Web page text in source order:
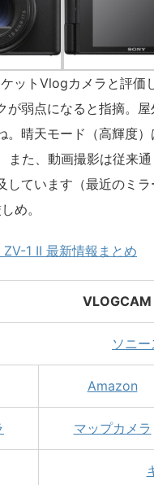
ットVlogカメラと評価
が弱点になると指摘。
。晴天モード（高輝度
また、動画撮影は従来
しています（最近のミ
め。
1 II 最新情報まとめ
ソニ
Amazon
マップカメラ